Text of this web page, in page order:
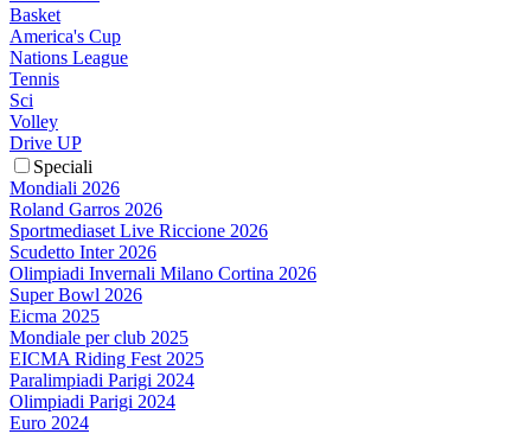
Basket
America's Cup
Nations League
Tennis
Sci
Volley
Drive UP
Speciali
Mondiali 2026
Roland Garros 2026
Sportmediaset Live Riccione 2026
Scudetto Inter 2026
Olimpiadi Invernali Milano Cortina 2026
Super Bowl 2026
Eicma 2025
Mondiale per club 2025
EICMA Riding Fest 2025
Paralimpiadi Parigi 2024
Olimpiadi Parigi 2024
Euro 2024